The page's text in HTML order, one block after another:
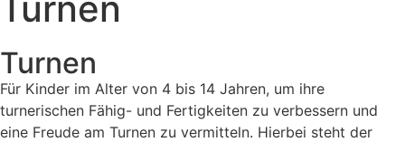
Turnen
Für Kinder im Alter von 4 bis 14 Jahren, um ihre
turnerischen Fähig- und Fertigkeiten zu verbessern und
eine Freude am Turnen zu vermitteln. Hierbei steht der